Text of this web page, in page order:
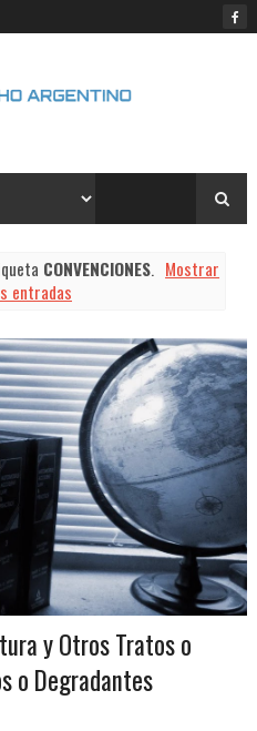
CONVENCIONES. Mostrar
entradas
y Otros Tratos o
o Degradantes